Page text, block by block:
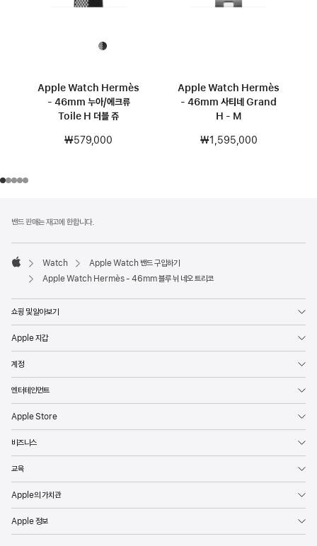
Apple Watch Hermès
- 46mm 누아/에크류
Toile H 더블 쥬
₩579,000
Apple Watch Hermès
- 46mm 사티네 Grand
H - M
₩1,595,000
밴드 판매는 재고에 한합니다.
Apple
Watch
Apple Watch 밴드 구입하기
Apple Watch Hermès - 46mm 블루 뉘 네오 트리코
쇼핑 및 알아보기
Apple 지갑
계정
엔터테인먼트
Apple Store
비즈니스
교육
Apple의 가치관
Apple 정보